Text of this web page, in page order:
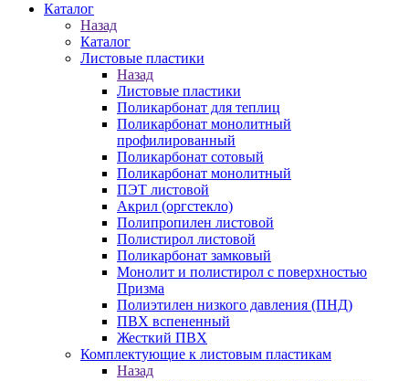
Каталог
Назад
Каталог
Листовые пластики
Назад
Листовые пластики
Поликарбонат для теплиц
Поликарбонат монолитный
профилированный
Поликарбонат сотовый
Поликарбонат монолитный
ПЭТ листовой
Акрил (оргстекло)
Полипропилен листовой
Полистирол листовой
Поликарбонат замковый
Монолит и полистирол с поверхностью
Призма
Полиэтилен низкого давления (ПНД)
ПВХ вспененный
Жесткий ПВХ
Комплектующие к листовым пластикам
Назад